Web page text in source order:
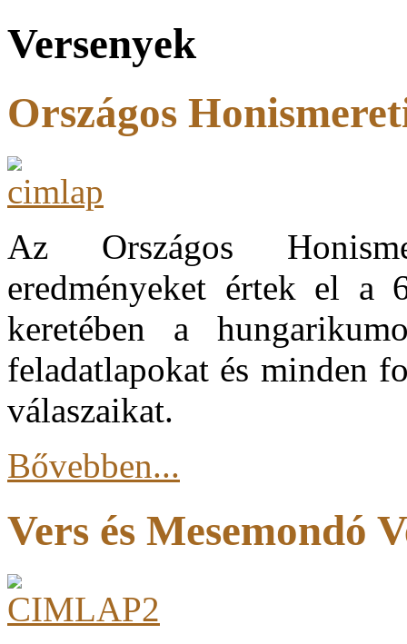
Versenyek
Országos
Az Országos
eredményeket értek el
keretében a
feladatlapokat és minden
válaszaikat.
Bővebben...
Vers és Mesemondó